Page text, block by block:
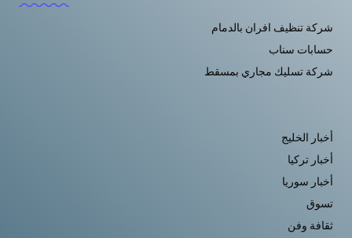
شركة تنظيف افران بالدمام
حسابات سناب
شركة تسليك مجاري بمسقط
أخبار الخليج
أخبار تركيا
أخبار سوريا
تسوق
ثقافة وفن